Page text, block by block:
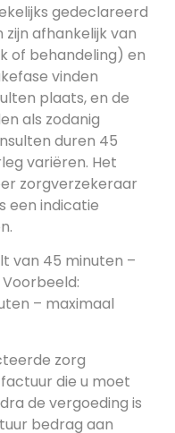
gedeclareerd
afhankelijk van
of behandeling) en
vinden
plaats, en de
als zodanig
duren 45
variëren. Het
zorgverzekeraar
een indicatie
van 45 minuten –
Voorbeeld:
– maximaal
zorg
die u moet
de vergoeding is
bedrag aan